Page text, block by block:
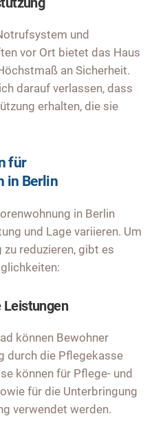
und
vor Ort bietet das Haus
an Sicherheit.
darauf verlassen, dass
erhalten, die sie
für
in Berlin
in Berlin
und Lage variieren. Um
reduzieren, gibt es
Leistungen
können Bewohner
durch die Pflegekasse
können für Pflege- und
für die Unterbringung
verwendet werden.